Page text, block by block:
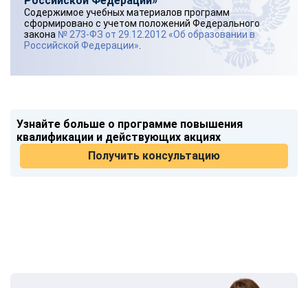
Содержимое учебных материалов программ
сформировано с учетом положений Федерального
закона № 273-ФЗ от 29.12.2012 «Об образовании в
Российской Федерации»
Узнайте больше о программе повышения
квалификации и действующих акциях
Получить консультацию